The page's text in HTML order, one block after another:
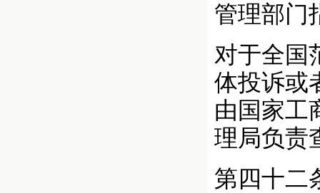
管理部门
对于全国
体投诉或
由国家工
理局负责
第四十二